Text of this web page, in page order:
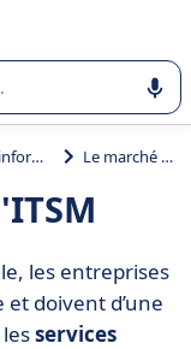
la sélection de
Gestion des services informatiques (ITSM) Le marché de l'ITSM
les entreprises
doivent d’une
services